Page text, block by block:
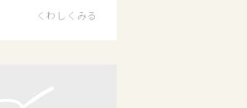
くわしくみる